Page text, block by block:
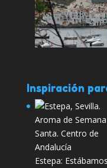
Inspiración
Estepa: